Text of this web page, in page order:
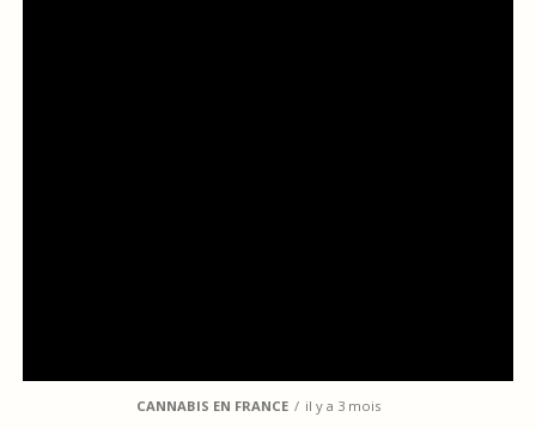
CANNABIS EN FRANCE il y a 3 mois